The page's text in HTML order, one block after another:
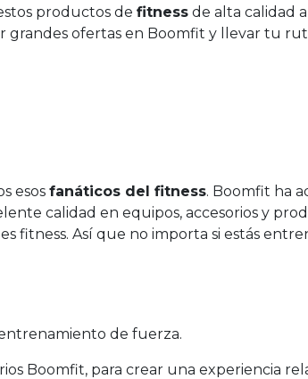
productos de fitness de alta calidad
ofertas en Boomfit y llevar tu
esos fanáticos del fitness. Boomfit ha
calidad en equipos, accesorios y
fitness. Así que no importa si estás
de fuerza.
Boomfit, para crear una experiencia